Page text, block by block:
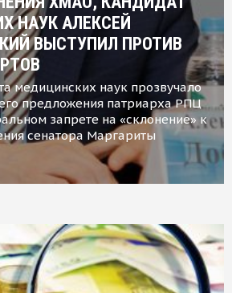
НАУК АЛЕКСЕЙ
ВЫСТУПИЛ ПРОТИВ
медицинских наук прозвучало
предложения патриарха РПЦ
запрете на «склонение» к
сенатора Маргариты